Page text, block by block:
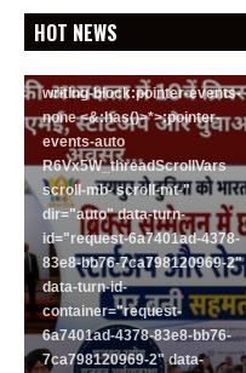
HOT NEWS
text-primary w-full
writing-block:pointer-events-
none <&:has()>*>:pointer-
events-auto
R6Vx5W_threadScrollVars
scroll-mb- scroll-mt-"
dir="auto" data-turn-
id="request-6a7401ad-4378-
83e8-bb76-7ca798120969-2"
data-turn-id-
container="request-
6a7401ad-4378-83e8-bb76-
7ca798120969-2" data-